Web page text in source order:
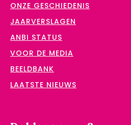
ONZE GESCHIEDENIS
JAARVERSLAGEN
ANBI STATUS
VOOR DE MEDIA
BEELDBANK
LAATSTE NIEUWS